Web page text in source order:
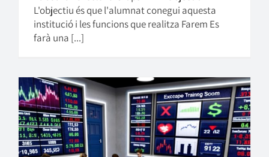
L'objectiu és que l'alumnat conegui aquesta
institució i les funcions que realitza Farem Es
farà una [...]